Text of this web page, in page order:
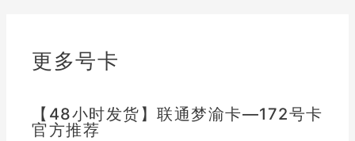
更多号卡
【48小时发货】联通梦渝卡—172号卡
官方推荐